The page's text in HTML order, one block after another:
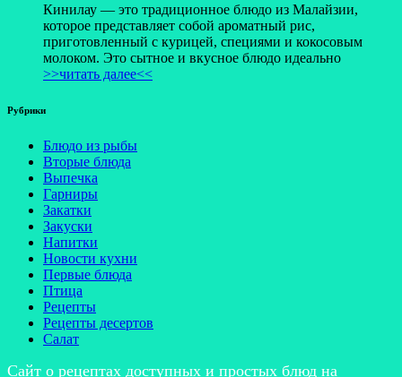
Кинилау — это традиционное блюдо из Малайзии,
которое представляет собой ароматный рис,
приготовленный с курицей, специями и кокосовым
молоком. Это сытное и вкусное блюдо идеально
>>читать далее<<
Рубрики
Блюдо из рыбы
Вторые блюда
Выпечка
Гарниры
Закатки
Закуски
Напитки
Новости кухни
Первые блюда
Птица
Рецепты
Рецепты десертов
Салат
Сайт о рецептах доступных и простых блюд на